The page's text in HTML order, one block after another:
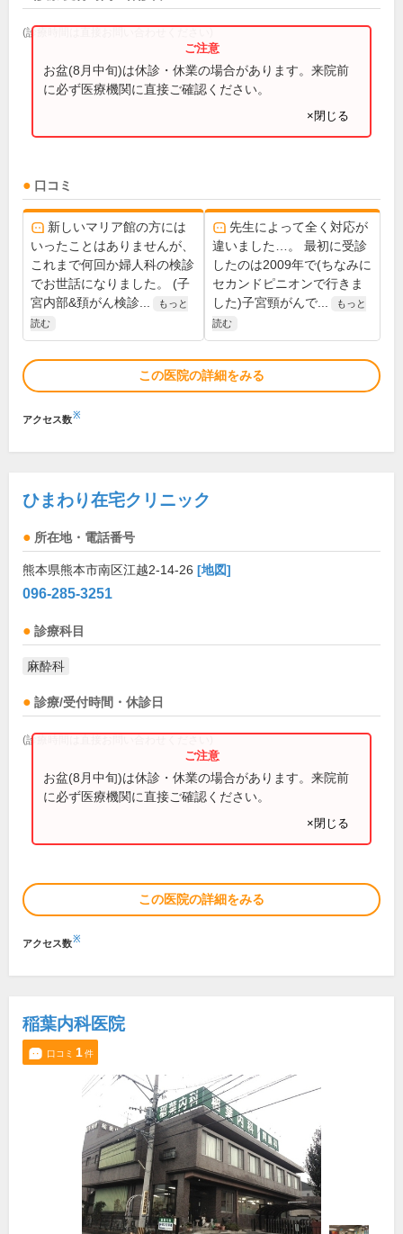
(診療時間は直接お問い合わせください)
お盆(8月中旬)は休診・休業の場合があります。来院前
に必ず医療機関に直接ご確認ください。
×閉じる
口コミ
新しいマリア館の方には
いったことはありませんが、
これまで何回か婦人科の検診
でお世話になりました。 (子
宮内部&頚がん検診...
もっと
読む
先生によって全く対応が
違いました…。 最初に受診
したのは2009年で(ちなみに
セカンドピニオンで行きま
した)子宮頸がんで...
もっと
読む
この医院の詳細をみる
アクセス数※
ひまわり在宅クリニック
所在地・電話番号
熊本県熊本市南区江越2-14-26 [地図]
096-285-3251
診療科目
麻酔科
診療/受付時間・休診日
(診療時間は直接お問い合わせください)
お盆(8月中旬)は休診・休業の場合があります。来院前
に必ず医療機関に直接ご確認ください。
×閉じる
この医院の詳細をみる
アクセス数※
稲葉内科医院
口コミ 1件